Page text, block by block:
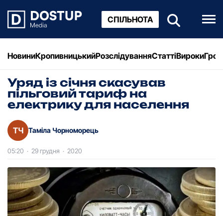
СПІЛЬНОТА
НовиниКропивницькийРозслідуванняСтаттіВироки
Уряд із січня скасував
пільговий тариф на
електрику для населення
ТЧ Таміла Чорноморець
05:20 · 29 грудня · 2020